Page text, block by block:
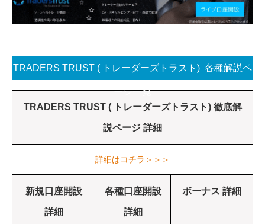
TRADERS TRUST ( トレーダーズトラスト) 各種解説ペ
ージ一覧
TRADERS TRUST ( トレーダーズトラスト) 徹底解
説ページ 詳細
詳細はコチラ＞＞＞
新規口座開設
詳細
各種口座開設
詳細
ボーナス 詳細